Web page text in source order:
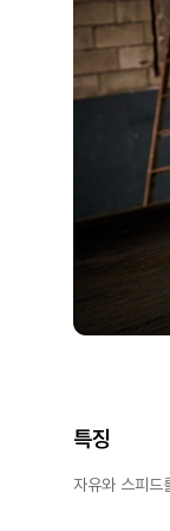
특징
자유와 스피